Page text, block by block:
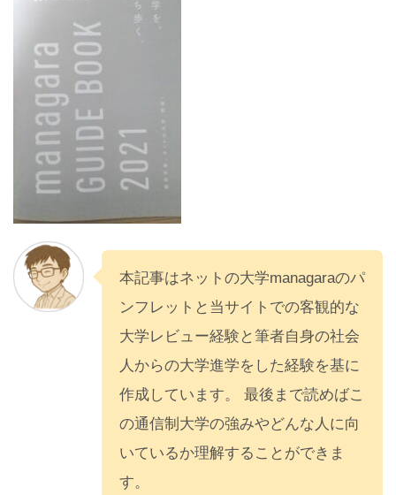
本記事はネットの大学managaraのパ
ンフレットと当サイトでの客観的な
大学レビュー経験と筆者自身の社会
人からの大学進学をした経験を基に
作成しています。 最後まで読めばこ
の通信制大学の強みやどんな人に向
いているか理解することができま
す。